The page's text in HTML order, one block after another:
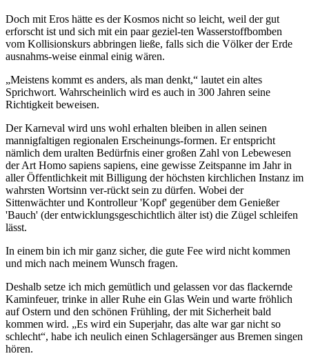
Doch mit Eros hätte es der Kosmos nicht so leicht, weil der gut
erforscht ist und sich mit ein paar geziel-ten Wasserstoffbomben
vom Kollisionskurs abbringen ließe, falls sich die Völker der Erde
ausnahms-weise einmal einig wären.
Meistens kommt es anders, als man denkt,
lautet ein altes
Sprichwort. Wahrscheinlich wird es auch in 300 Jahren seine
Richtigkeit beweisen.
Der Karneval wird uns wohl erhalten bleiben in allen seinen
mannigfaltigen regionalen Erscheinungs-formen. Er entspricht
nämlich dem uralten Bedürfnis einer großen Zahl von Lebewesen
der Art Homo sapiens sapiens, eine gewisse Zeitspanne im Jahr in
aller Öffentlichkeit mit Billigung der höchsten kirchlichen Instanz im
wahrsten Wortsinn ver-rückt sein zu dürfen. Wobei der
Sittenwächter und Kontrolleur 'Kopf' gegenüber dem Genießer
'Bauch' (der entwicklungsgeschichtlich älter ist) die Zügel schleifen
lässt.
In einem bin ich mir ganz sicher, die gute Fee wird nicht kommen
und mich nach meinem Wunsch fragen.
Deshalb setze ich mich gemütlich und gelassen vor das flackernde
Kaminfeuer, trinke in aller Ruhe ein Glas Wein und warte fröhlich
auf Ostern und den schönen Frühling, der mit Sicherheit bald
kommen wird.
Es wird ein Superjahr, das alte war gar nicht so
schlecht , habe ich neulich einen Schlagersänger aus Bremen singen
hören.